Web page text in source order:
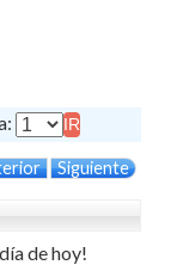
Siguiente
de hoy!